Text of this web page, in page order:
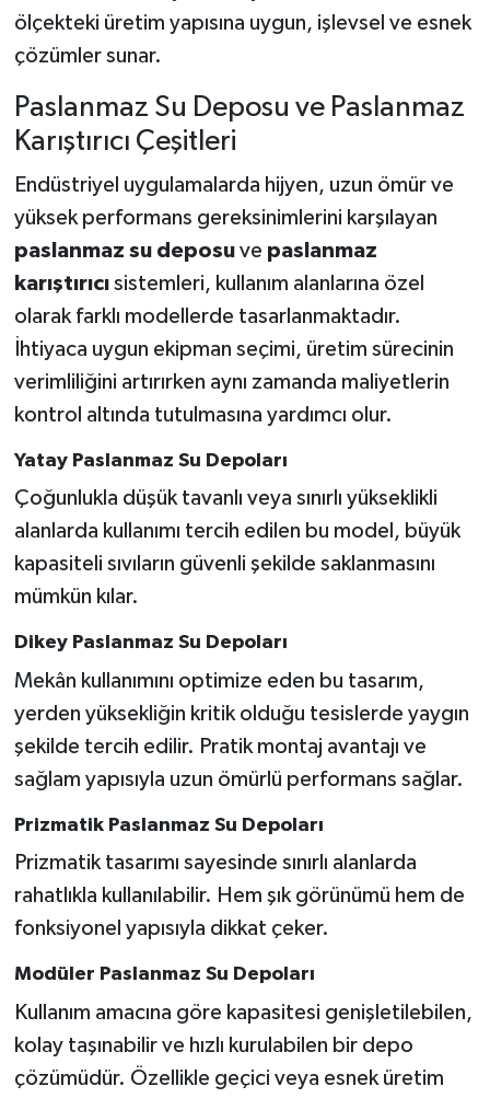
ölçekteki üretim yapısına uygun, işlevsel ve esnek
çözümler sunar.
Paslanmaz Su Deposu ve Paslanmaz
Karıştırıcı Çeşitleri
Endüstriyel uygulamalarda hijyen, uzun ömür ve
yüksek performans gereksinimlerini karşılayan
paslanmaz su deposuve paslanmaz
karıştırıcısistemleri, kullanım alanlarına özel
olarak farklı modellerde tasarlanmaktadır.
İhtiyaca uygun ekipman seçimi, üretim sürecinin
verimliliğini artırırken aynı zamanda maliyetlerin
kontrol altında tutulmasına yardımcı olur.
Yatay Paslanmaz Su Depoları
Çoğunlukla düşük tavanlı veya sınırlı yükseklikli
alanlarda kullanımı tercih edilen bu model, büyük
kapasiteli sıvıların güvenli şekilde saklanmasını
mümkün kılar.
Dikey Paslanmaz Su Depoları
Mekân kullanımını optimize eden bu tasarım,
yerden yüksekliğin kritik olduğu tesislerde yaygın
şekilde tercih edilir. Pratik montaj avantajı ve
sağlam yapısıyla uzun ömürlü performans sağlar.
Prizmatik Paslanmaz Su Depoları
Prizmatik tasarımı sayesinde sınırlı alanlarda
rahatlıkla kullanılabilir. Hem şık görünümü hem de
fonksiyonel yapısıyla dikkat çeker.
Modüler Paslanmaz Su Depoları
Kullanım amacına göre kapasitesi genişletilebilen,
kolay taşınabilir ve hızlı kurulabilen bir depo
çözümüdür. Özellikle geçici veya esnek üretim